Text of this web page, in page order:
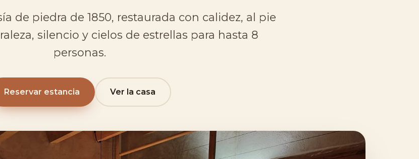
de piedra de 1850, restaurada con calidez, al pie
silencio y cielos de estrellas para hasta 8
personas.
Reservar estancia Ver la casa